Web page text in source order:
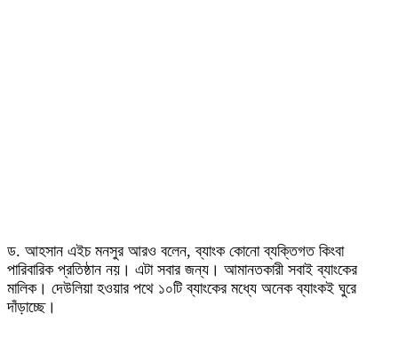
ড. আহসান এইচ মনসুর আরও বলেন, ব্যাংক কোনো ব্যক্তিগত কিংবা
পারিবারিক প্রতিষ্ঠান নয়। এটা সবার জন্য। আমানতকারী সবাই ব্যাংকের
মালিক। দেউলিয়া হওয়ার পথে ১০টি ব্যাংকের মধ্যে অনেক ব্যাংকই ঘুরে
দাঁড়াচ্ছে।